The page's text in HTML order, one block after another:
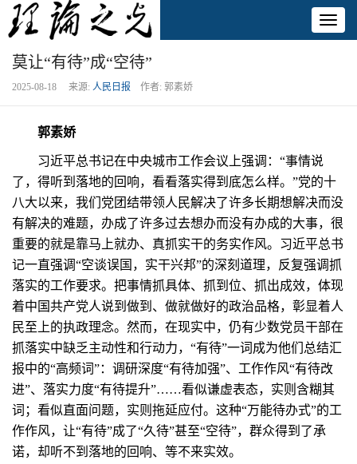
莫让“有待”成“空待”
2025-08-18 来源: 人民日报 作者: 郭素娇
郭素娇
习近平总书记在中央城市工作会议上强调：“事情说
了，得听到落地的回响，看看落实得到底怎么样。”党的十
八大以来，我们党团结带领人民解决了许多长期想解决而没
有解决的难题，办成了许多过去想办而没有办成的大事，很
重要的就是靠马上就办、真抓实干的务实作风。习近平总书
记一直强调“空谈误国，实干兴邦”的深刻道理，反复强调抓
落实的工作要求。把事情抓具体、抓到位、抓出成效，体现
着中国共产党人说到做到、做就做好的政治品格，彰显着人
民至上的执政理念。然而，在现实中，仍有少数党员干部在
抓落实中缺乏主动性和行动力，“有待”一词成为他们总结汇
报中的“高频词”：调研深度“有待加强”、工作作风“有待改
进”、落实力度“有待提升”……看似谦虚表态，实则含糊其
词；看似直面问题，实则拖延应付。这种“万能待办式”的工
作作风，让“有待”成了“久待”甚至“空待”，群众得到了承
诺，却听不到落地的回响、等不来实效。